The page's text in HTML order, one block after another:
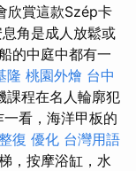
欣賞這款Szép卡
角是成人放鬆或
的中庭中都有一
隆 桃園外燴 台中
課程在名人輪廓犯
一看，海洋甲板的
復 優化 台灣用語
，按摩浴缸，水